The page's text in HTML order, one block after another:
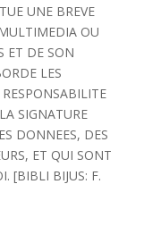
UNE BREVE
OU
ET DE SON
LES
SIGNATURE
DONNEES, DES
ET QUI SONT
[BIBLI BIJUS: F.